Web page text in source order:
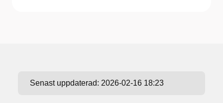
Senast uppdaterad: 2026-02-16 18:23